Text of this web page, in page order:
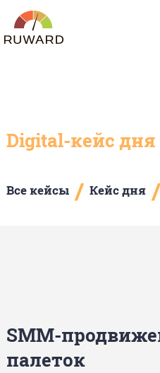
Digital-кейс дня
Все кейсы / Кейс дня /
SMM-
палеток